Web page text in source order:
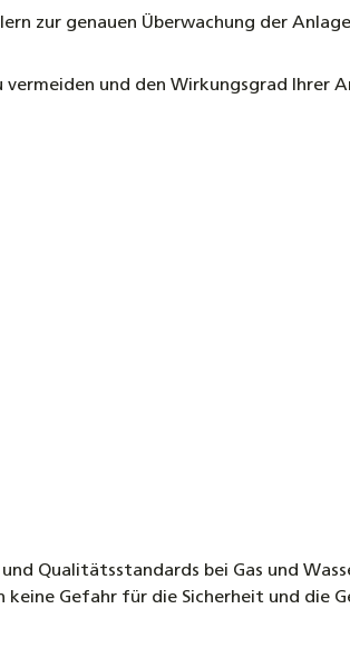
zur genauen Überwachung der
und den Wirkungsgrad Ihrer
Qualitätsstandards bei Gas und
Gefahr für die Sicherheit und die